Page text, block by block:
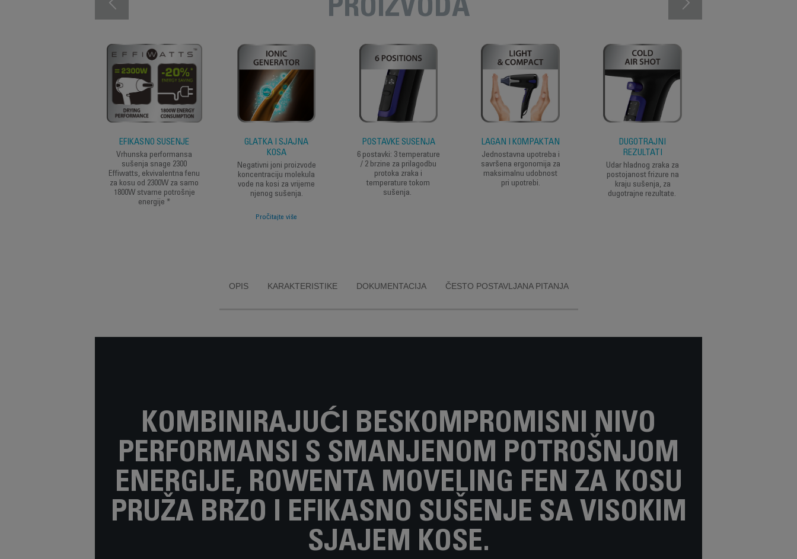
PROIZVODA
EFIKASNO SUŠENJE
Vrhunska performansa
sušenja snage 2300
Effiwatts, ekvivalentna fenu
za kosu od 2300W za samo
1800W stvarne potrošnje
energije *
GLATKA I SJAJNA
KOSA
Negativni joni proizvode
koncentraciju molekula
vode na kosi za vrijeme
njenog sušenja.
Emisija negativnih jona
smanjuje statički
Pročitajte više
POSTAVKE SUŠENJA
6 postavki: 3 temperature
/ 2 brzine za prilagodbu
protoka zraka i
temperature tokom
sušenja.
LAGAN I KOMPAKTAN
Jednostavna upotreba i
savršena ergonomija za
maksimalnu udobnost
pri upotrebi.
DUGOTRAJNI
REZULTATI
Udar hladnog zraka za
postojanost frizure na
kraju sušenja, za
dugotrajne rezultate.
OPIS KARAKTERISTIKE DOKUMENTACIJA ČESTO POSTAVLJANA PITANJA
KOMBINIRAJUĆI BESKOMPROMISNI NIVO
PERFORMANSI S SMANJENOM POTROŠNJOM
ENERGIJE, ROWENTA MOVELING FEN ZA KOSU
PRUŽA BRZO I EFIKASNO SUŠENJE SA VISOKIM
SJAJEM KOSE.